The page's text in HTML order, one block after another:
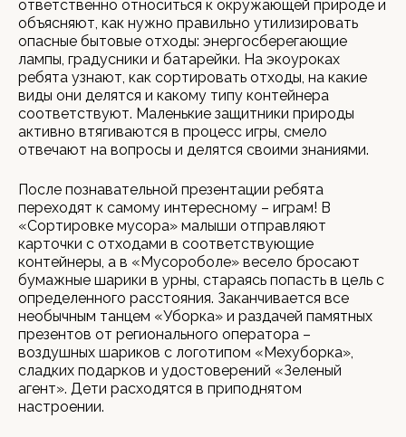
ответственно относиться к окружающей природе и
объясняют, как нужно правильно утилизировать
опасные бытовые отходы: энергосберегающие
лампы, градусники и батарейки. На экоуроках
ребята узнают, как сортировать отходы, на какие
виды они делятся и какому типу контейнера
соответствуют. Маленькие защитники природы
активно втягиваются в процесс игры, смело
отвечают на вопросы и делятся своими знаниями.
После познавательной презентации ребята
переходят к самому интересному – играм! В
«Сортировке мусора» малыши отправляют
карточки с отходами в соответствующие
контейнеры, а в «Мусороболе» весело бросают
бумажные шарики в урны, стараясь попасть в цель с
определенного расстояния. Заканчивается все
необычным танцем «Уборка» и раздачей памятных
презентов от регионального оператора –
воздушных шариков с логотипом «Мехуборка»,
сладких подарков и удостоверений «Зеленый
агент». Дети расходятся в приподнятом
настроении.